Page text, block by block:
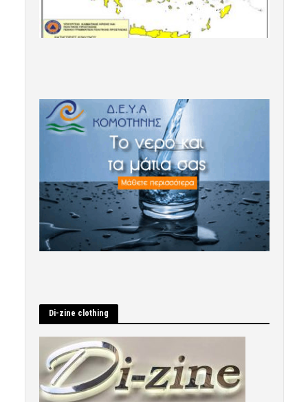
7 Αυγούστου 2026 10:24 komotini24
Di-zine clothing